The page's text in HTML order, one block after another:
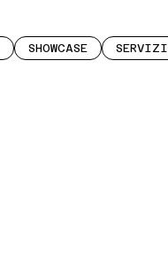
SHOWCASE SERVIZI